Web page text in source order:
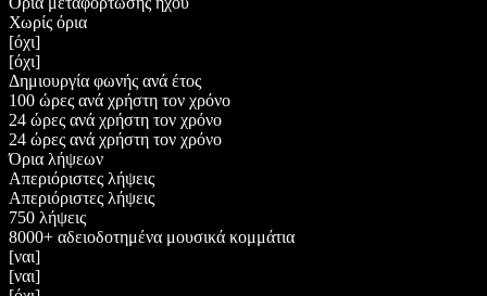
Χωρίς όρια
[όχι]
[όχι]
Δημιουργία φωνής ανά έτος
100 ώρες ανά χρήστη τον χρόνο
24 ώρες ανά χρήστη τον χρόνο
24 ώρες ανά χρήστη τον χρόνο
Όρια λήψεων
Απεριόριστες λήψεις
Απεριόριστες λήψεις
750 λήψεις
8000+ αδειοδοτημένα μουσικά κομμάτια
[ναι]
[ναι]